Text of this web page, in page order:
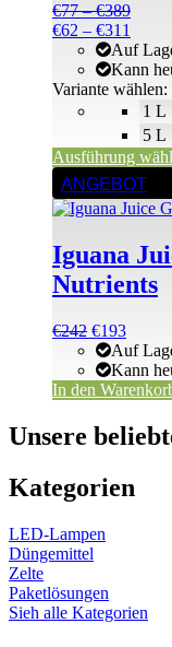
€77 –€389
bis
€389
€62 – €311
€62
bis
€311
1 L
5 L
Auf
Kann
Variante wählen:
Ausführung
Optionen
können
der
Produktseite
gewählt
ANGEBOT
Iguana
Nutrients
Ursprünglicher
Preis
war:
€242
€242Aktueller
Preis
ist:
€242.
€193
Auf
Kann
In den
Unsere
Kategorien
LED-Lampen
Düngemittel
Zelte
Paketlösungen
Sieh alle Kategorien